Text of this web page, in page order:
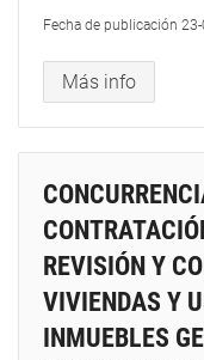
Fecha de publicación
Más info
REVISIÓN Y
VIVIENDAS Y
INMUEBLES